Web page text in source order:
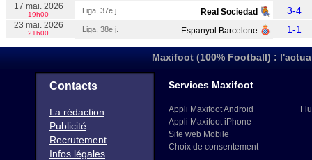
17 mai. 2026
19h00 Liga, 37e j. Real Sociedad 3-4
23 mai. 2026
21h00 Liga, 38e j. Espanyol Barcelone 1-1
Maxifoot (100% Football) :
Contacts
La rédaction
Publicité
Recrutement
Infos légales
Services Maxifoot
Appli Maxifoot Android
Appli Maxifoot iPhone
Site web Mobile
Choix de consentement